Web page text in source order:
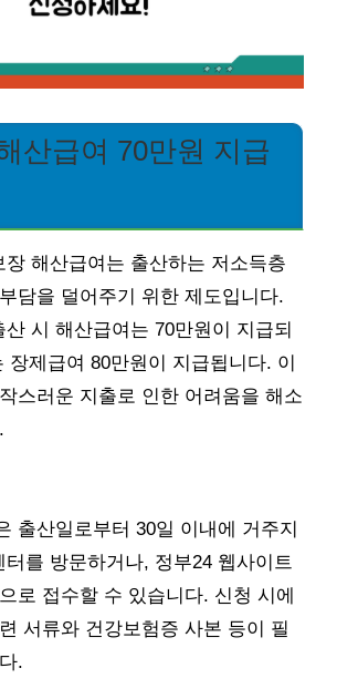
산급여 70만원 지급
장 해산급여는 출산하는 저소득층
담을 덜어주기 위한 제도입니다.
시 해산급여는 70만원이 지급되
장제급여 80만원이 지급됩니다. 이
스러운 지출로 인한 어려움을 해소
출산일로부터 30일 이내에 거주지
터를 방문하거나, 정부24 웹사이트
로 접수할 수 있습니다. 신청 시에
서류와 건강보험증 사본 등이 필
.